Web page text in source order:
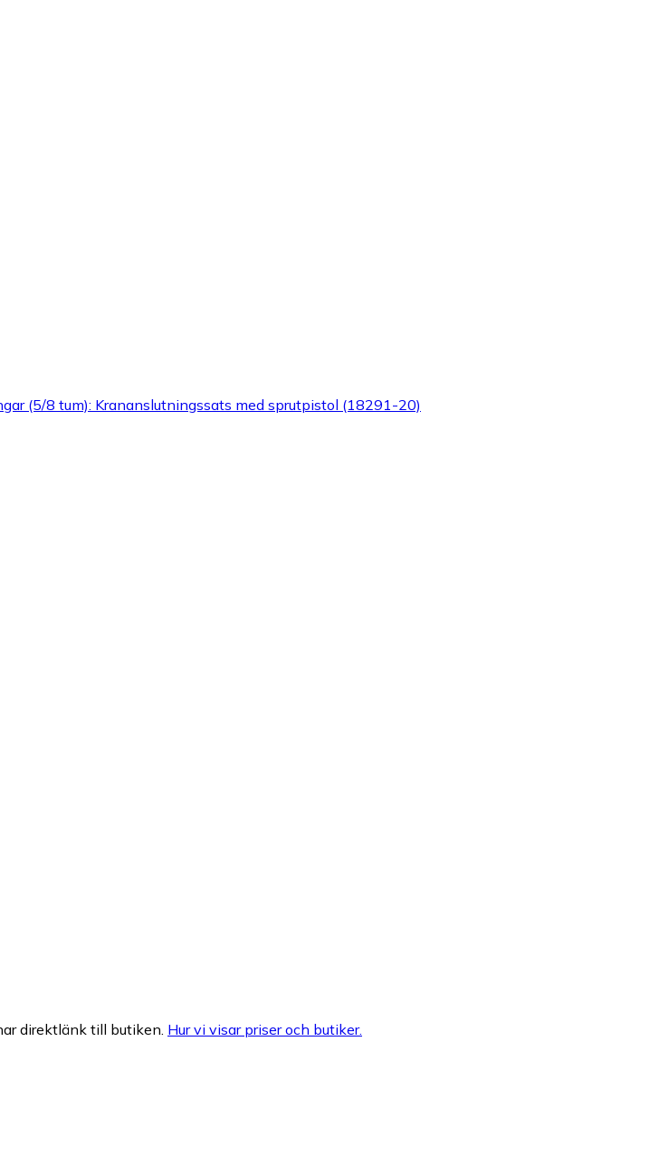
(5/8 tum): Krananslutningssats med sprutpistol (18291-20)
direktlänk till butiken. Hur vi visar priser och butiker.